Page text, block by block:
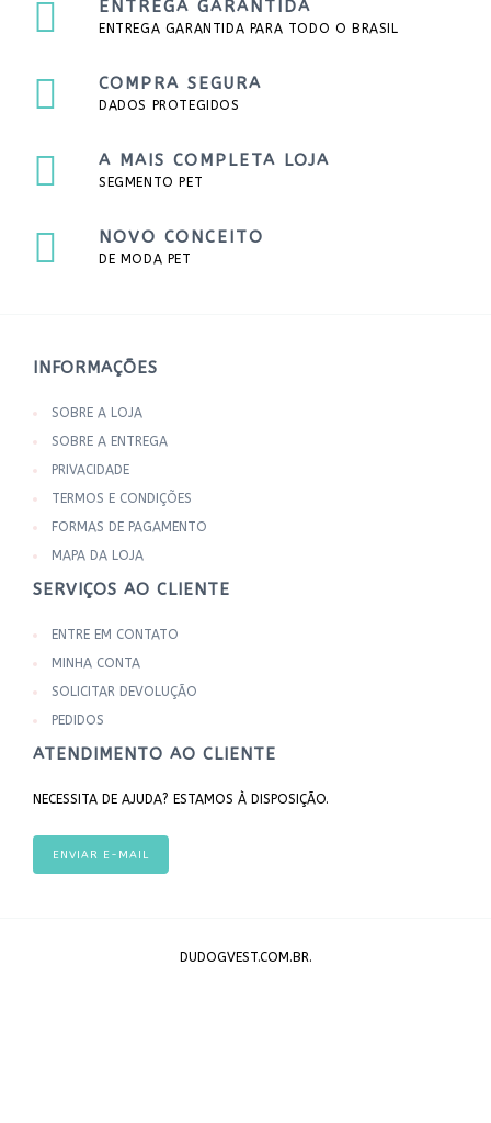
ENTREGA GARANTIDA
ENTREGA GARANTIDA PARA TODO O BRASIL
COMPRA SEGURA
DADOS PROTEGIDOS
A MAIS COMPLETA LOJA
SEGMENTO PET
NOVO CONCEITO
DE MODA PET
INFORMAÇÕES
SOBRE A LOJA
SOBRE A ENTREGA
PRIVACIDADE
TERMOS E CONDIÇÕES
FORMAS DE PAGAMENTO
MAPA DA LOJA
SERVIÇOS AO CLIENTE
ENTRE EM CONTATO
MINHA CONTA
SOLICITAR DEVOLUÇÃO
PEDIDOS
ATENDIMENTO AO CLIENTE
NECESSITA DE AJUDA? ESTAMOS À DISPOSIÇÃO.
ENVIAR E-MAIL
DUDOGVEST.COM.BR.